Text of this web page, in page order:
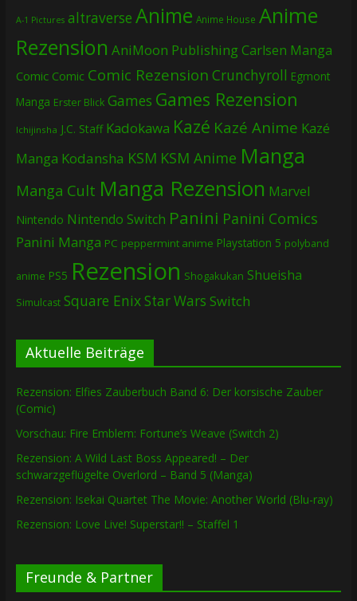
A-1 Pictures altraverse Anime Anime House Anime
Rezension AniMoon PublishingCarlsen Manga
Comic Comic Comic Rezension Crunchyroll Egmont
Manga Erster Blick Games Games Rezension
Ichijinsha J.C. Staff Kadokawa Kazé Kazé Anime Kazé
Manga Kodansha KSM KSM Anime Manga
Manga Cult Manga Rezension Marvel
Nintendo Nintendo Switch Panini Panini Comics
Panini Manga PC peppermint anime Playstation 5 polyband
anime PS5 Rezension Shogakukan Shueisha
Simulcast Square EnixStar Wars Switch
Aktuelle Beiträge
Rezension: Elfies Zauberbuch Band 6: Der korsische Zauber
(Comic)
Vorschau: Fire Emblem: Fortune’s Weave (Switch 2)
Rezension: A Wild Last Boss Appeared! – Der
schwarzgeflügelte Overlord – Band 5 (Manga)
Rezension: Isekai Quartet The Movie: Another World (Blu-ray)
Rezension: Love Live! Superstar!! – Staffel 1
Freunde & Partner